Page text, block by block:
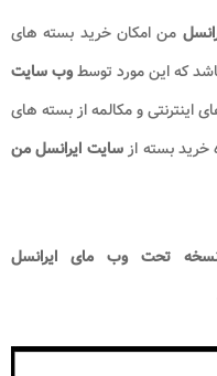
من امکان خرید بسته های
که این مورد توسطوب سایت
و مکالمه از بسته های
خرید بسته ازسایت ایرانسل من
تحت وب مای ایرانسل